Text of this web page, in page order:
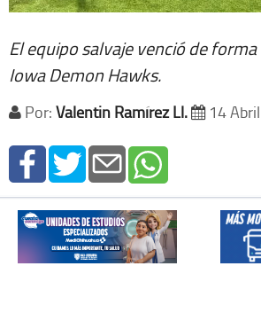
El equipo salvaje venció de
Iowa Demon Hawks.
Por: Valentin Ramírez Ll. 14